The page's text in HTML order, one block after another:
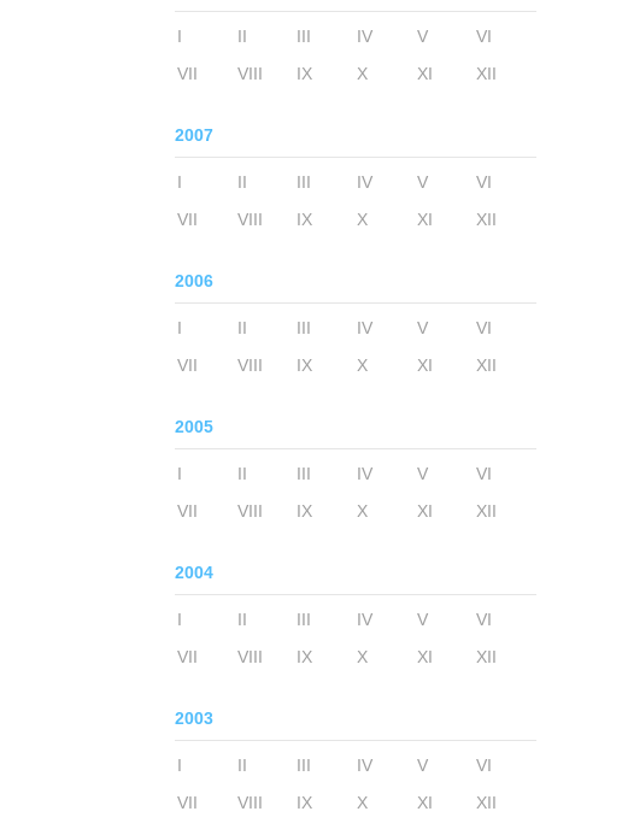
I II III IV V
VI
VII
VIII IX X XI XII
2007
I II III IV V
VI
VII
VIII IX X XI XII
2006
I II III IV V
VI
VII
VIII IX X XI XII
2005
I II III IV V
VI
VII
VIII IX X XI XII
2004
I II III IV V
VI
VII
VIII IX X XI XII
2003
I II III IV V
VI
VII
VIII IX X XI XII